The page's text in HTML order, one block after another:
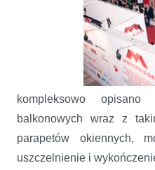
kompleksowo
balkonowych wraz z
parapetów okiennych,
uszczelnienie i